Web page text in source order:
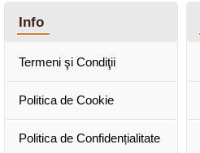
Info
Termeni şi Condiţii
Politica de Cookie
Politica de Confidențialitate